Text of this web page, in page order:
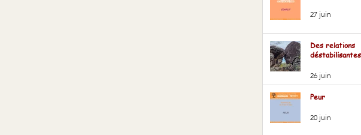
27 juin
Des relations
déstabilisantes
26 juin
Peur
20 juin